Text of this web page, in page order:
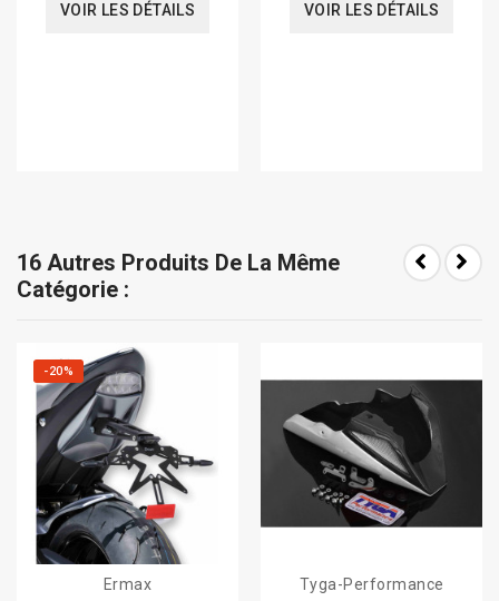
VOIR LES DÉTAILS VOIR LES DÉTAILS
16 Autres Produits De La Même
Catégorie :
-20%
Ermax
Tyga-Performance